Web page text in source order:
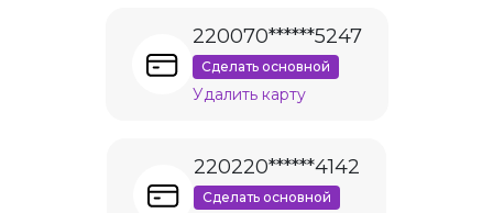
220070******5247
Сделать основной
Удалить карту
220220******4142
Сделать основной